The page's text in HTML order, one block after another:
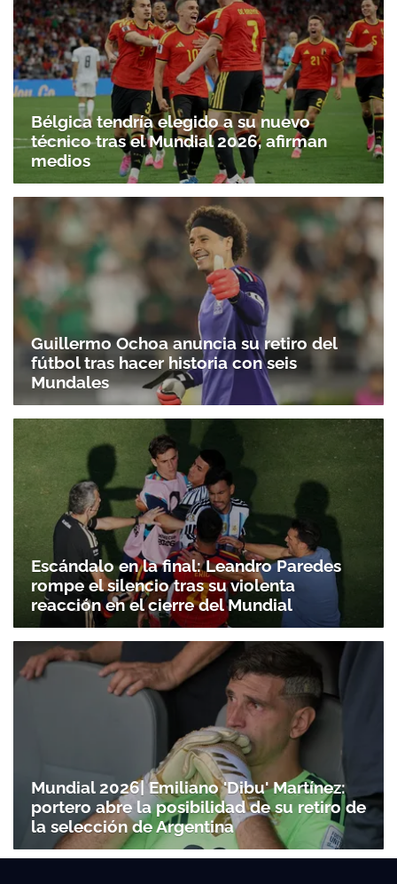
Bélgica tendría elegido a su nuevo
técnico tras el Mundial 2026, afirman
medios
Guillermo Ochoa anuncia su retiro del
fútbol tras hacer historia con seis
Mundales
Escándalo en la final: Leandro Paredes
rompe el silencio tras su violenta
reacción en el cierre del Mundial
Mundial 2026| Emiliano 'Dibu' Martínez:
portero abre la posibilidad de su retiro de
la selección de Argentina